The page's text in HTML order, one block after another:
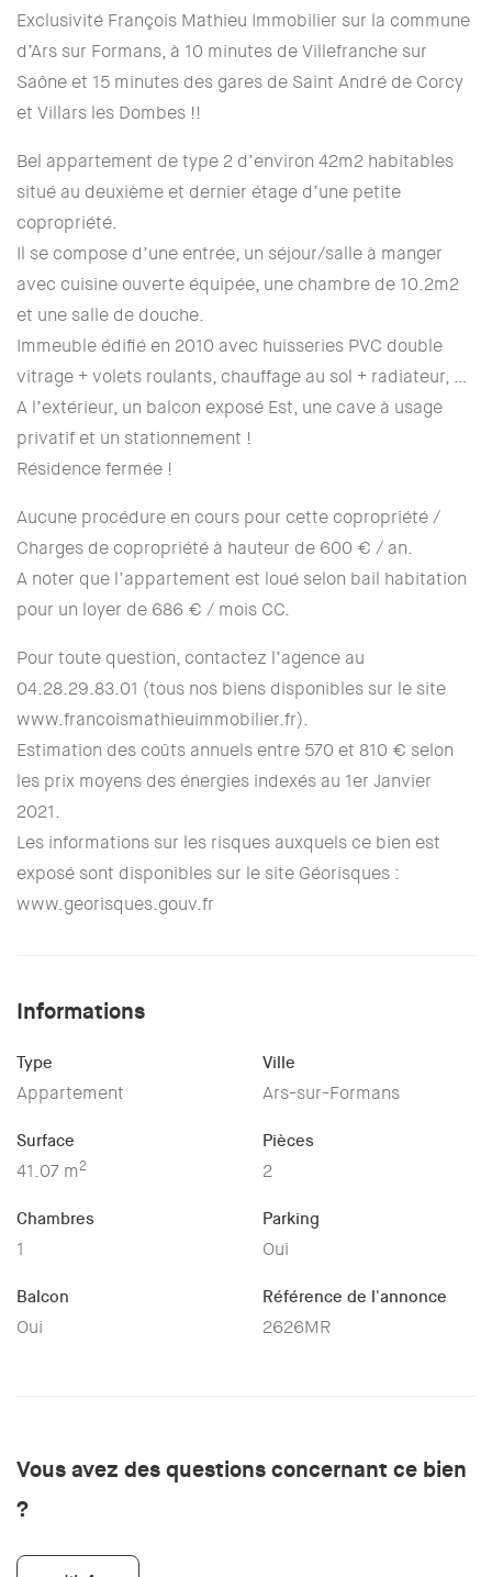
Exclusivité François Mathieu Immobilier sur la commune
d’Ars sur Formans, à 10 minutes de Villefranche sur
Saône et 15 minutes des gares de Saint André de Corcy
et Villars les Dombes !!
Bel appartement de type 2 d’environ 42m2 habitables
situé au deuxième et dernier étage d’une petite
copropriété.
Il se compose d’une entrée, un séjour/salle à manger
avec cuisine ouverte équipée, une chambre de 10.2m2
et une salle de douche.
Immeuble édifié en 2010 avec huisseries PVC double
vitrage + volets roulants, chauffage au sol + radiateur, …
A l’extérieur, un balcon exposé Est, une cave à usage
privatif et un stationnement !
Résidence fermée !
Aucune procédure en cours pour cette copropriété /
Charges de copropriété à hauteur de 600 € / an.
A noter que l’appartement est loué selon bail habitation
pour un loyer de 686 € / mois CC.
Pour toute question, contactez l’agence au
04.28.29.83.01 (tous nos biens disponibles sur le site
www.francoismathieuimmobilier.fr).
Estimation des coûts annuels entre 570 et 810 € selon
les prix moyens des énergies indexés au 1er Janvier
2021.
Les informations sur les risques auxquels ce bien est
exposé sont disponibles sur le site Géorisques :
www.georisques.gouv.fr
Informations
Type
Appartement
Ville
Ars-sur-Formans
Surface
41.07 m2
Pièces
2
Chambres
1
Parking
Oui
Balcon
Oui
Référence de l'annonce
2626MR
Vous avez des questions concernant ce bien
?